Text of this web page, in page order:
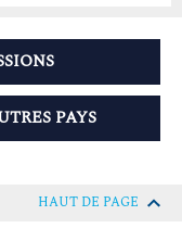
PAYS
HAUT DE PAGE